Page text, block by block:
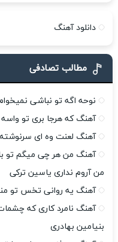
دانلود آهنگ
مطالب تصادفی
نوحه اگه تو نباشی
آهنگ که هرجا برى تو
آهنگ لعنت وه ای
آهنگ من هر چی میگم تو
من آروم نداری یاسین ترکی
آهنگ یه روانی تخس تو
آهنگ نامرد کاری که
بنیامین بهادری